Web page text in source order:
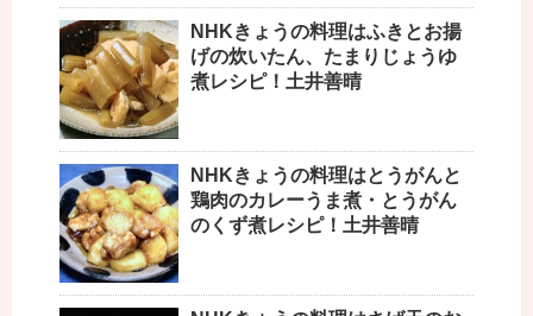
NHKきょうの料理はふきとお揚
げの炊いたん、たまりじょうゆ
煮レシピ！土井善晴
NHKきょうの料理はとうがんと
鶏肉のカレーうま煮・とうがん
のくず煮レシピ！土井善晴